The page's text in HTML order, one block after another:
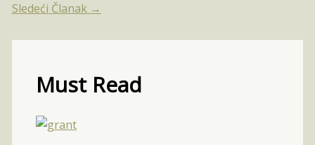
Sledeći Članak →
Must Read